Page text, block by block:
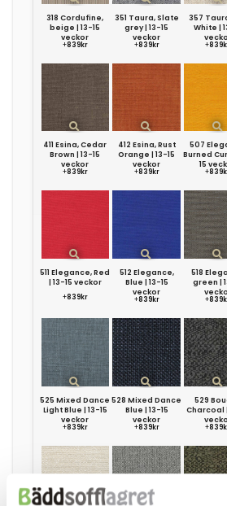
318 Cordufine,
beige | 13-15
veckor
+839kr
351 Taura, Slate
grey | 13-15
veckor
+839kr
357
White |
+
411 Esina, Cedar
Brown | 13-15
veckor
+839kr
412 Esina, Rust
Orange | 13-15
veckor
+839kr
507
Burned
15
+
511 Elegance, Red
| 13-15 veckor
+839kr
512 Elegance,
Blue | 13-15
veckor
+839kr
518
green |
+
525 Mixed Dance
Light Blue | 13-15
veckor
+839kr
528 Mixed Dance
Blue | 13-15
veckor
+839kr
529
Charcoal |
+